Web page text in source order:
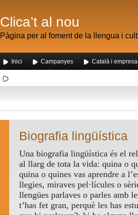
Clica’t al nou
Pàgina per al foment de la llengua i
Inici Campanyes Català i empresa
Biografia lingüística
Una biografia lingüística és el
al llarg de tota la vida: quina o
quina o quines vas aprendre a
llegies, miraves pel·lícules o
llengües parlaves o parles amb
t’has fet gran, perquè les has